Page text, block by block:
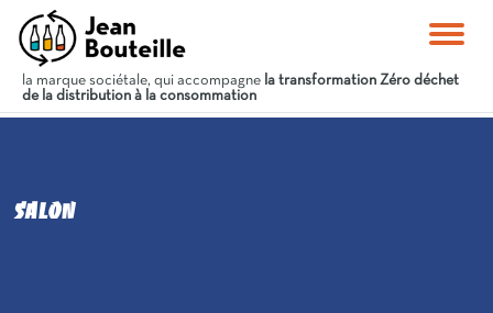
la marque sociétale, qui accompagne la transformation Zéro déchet
de la distribution à la consommation
Salon